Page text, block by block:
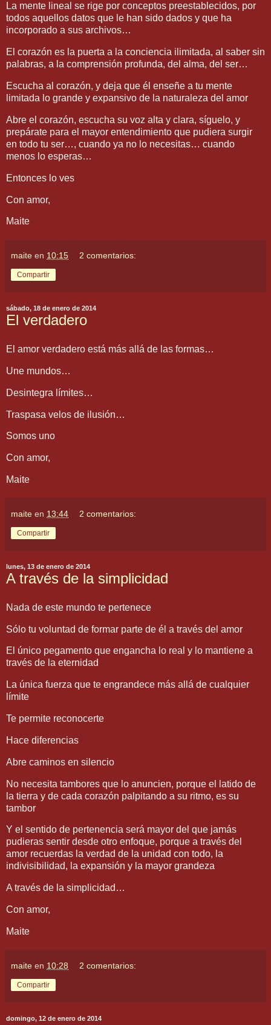
La mente lineal se rige por conceptos preestablecidos, por
todos aquellos datos que le han sido dados y que ha
incorporado a sus archivos…
El corazón es la puerta a la conciencia ilimitada, al saber sin
palabras, a la comprensión profunda, del alma, del ser…
Escucha al corazón, y deja que él enseñe a tu mente
limitada lo grande y expansivo de la naturaleza del amor
Abre el corazón, escucha su voz alta y clara, síguelo, y
prepárate para el mayor entendimiento que pudiera surgir
en todo tu ser…, cuando ya no lo necesitas… cuando
menos lo esperas…
Entonces lo ves
Con amor,
Maite
maite en 10:15 2 comentarios:
Compartir
sábado, 18 de enero de 2014
El verdadero
El amor verdadero está más allá de las formas…
Une mundos…
Desintegra límites…
Traspasa velos de ilusión…
Somos uno
Con amor,
Maite
maite en 13:44 2 comentarios:
Compartir
lunes, 13 de enero de 2014
A través de la simplicidad
Nada de este mundo te pertenece
Sólo tu voluntad de formar parte de él a través del amor
El único pegamento que engancha lo real y lo mantiene a
través de la eternidad
La única fuerza que te engrandece más allá de cualquier
límite
Te permite reconocerte
Hace diferencias
Abre caminos en silencio
No necesita tambores que lo anuncien, porque el latido de
la tierra y de cada corazón palpitando a su ritmo, es su
tambor
Y el sentido de pertenencia será mayor del que jamás
pudieras sentir desde otro enfoque, porque a través del
amor recuerdas la verdad de la unidad con todo, la
indivisibilidad, la expansión y la mayor grandeza
A través de la simplicidad…
Con amor,
Maite
maite en 10:28 2 comentarios:
Compartir
domingo, 12 de enero de 2014